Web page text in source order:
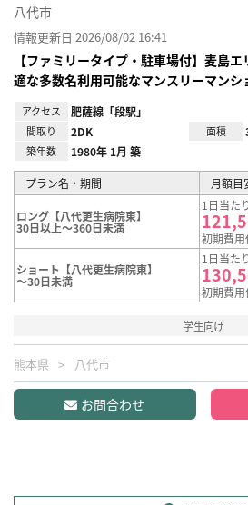
八代市
情報更新日 2026/08/02 16:41
【ファミリータイプ・駐車場付】麦島
適な多数名利用可能なマンスリーマンシ
アクセス 肥薩線「段駅」
間取り 2DK 面積
築年数 1980年 1月 築
プラン名・期間 月額目
ロング【八代更生病院東】
30日以上～360日未満
1日当た
初期費
ショート【八代更生病院東】
～30日未満
1日当た
初期費
学生向け
熊本県 八代市
お問合わせ